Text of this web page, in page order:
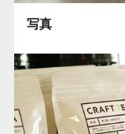
写真